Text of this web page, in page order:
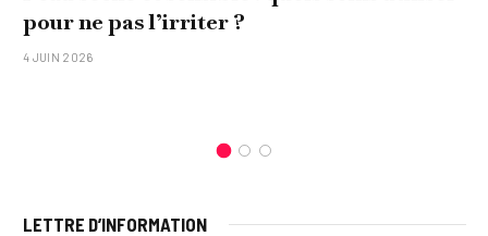
pour ne pas l’irriter ?
4 JUIN 2026
LETTRE D’INFORMATION